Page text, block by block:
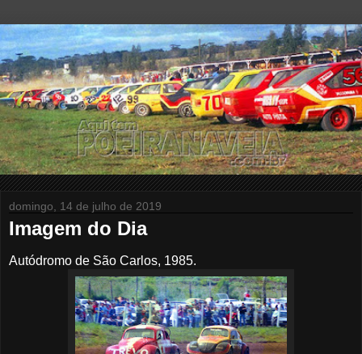
domingo, 14 de julho de 2019
Imagem do Dia
Autódromo de São Carlos, 1985.